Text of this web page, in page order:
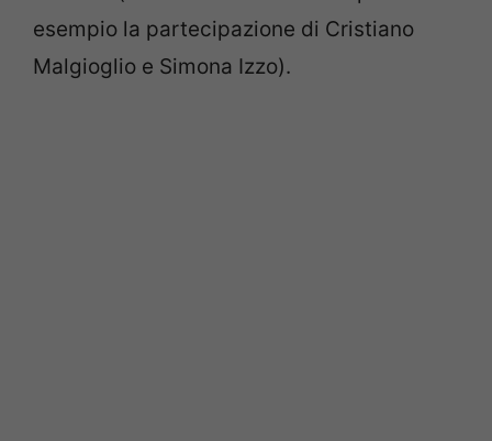
esempio la partecipazione di Cristiano
Malgioglio e Simona Izzo).